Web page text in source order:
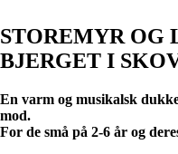
STOREMYR OG
BJERGET I
En varm og musikalsk
mod.
For de små på 2-6 år og